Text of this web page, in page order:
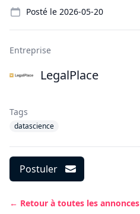
Posté le 2026-05-20
Entreprise
LegalPlace
Tags
datascience
Postuler
← Retour à toutes les annonces